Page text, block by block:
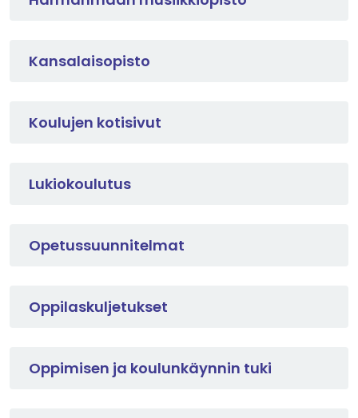
Kansalaisopisto
Koulujen kotisivut
Lukiokoulutus
Opetussuunnitelmat
Oppilaskuljetukset
Oppimisen ja koulunkäynnin tuki